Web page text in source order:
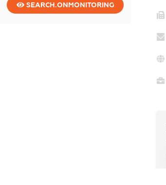
SEARCH.ONMONITORING